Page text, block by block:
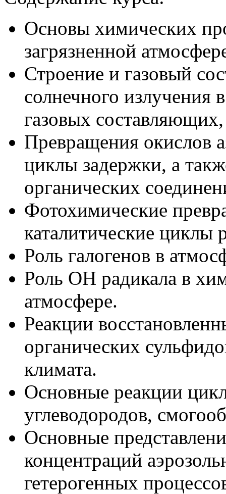
Основы химических
загрязненной
Строение и газовый
солнечного
газовых
Превращения окислов
циклы задержки, а
органических
Фотохимические
каталитические циклы
Роль галогенов в
Роль OH радикала в
атмосфере.
Реакции
органических
климата.
Основные реакции
углеводородов,
Основные
концентраций
гетерогенных